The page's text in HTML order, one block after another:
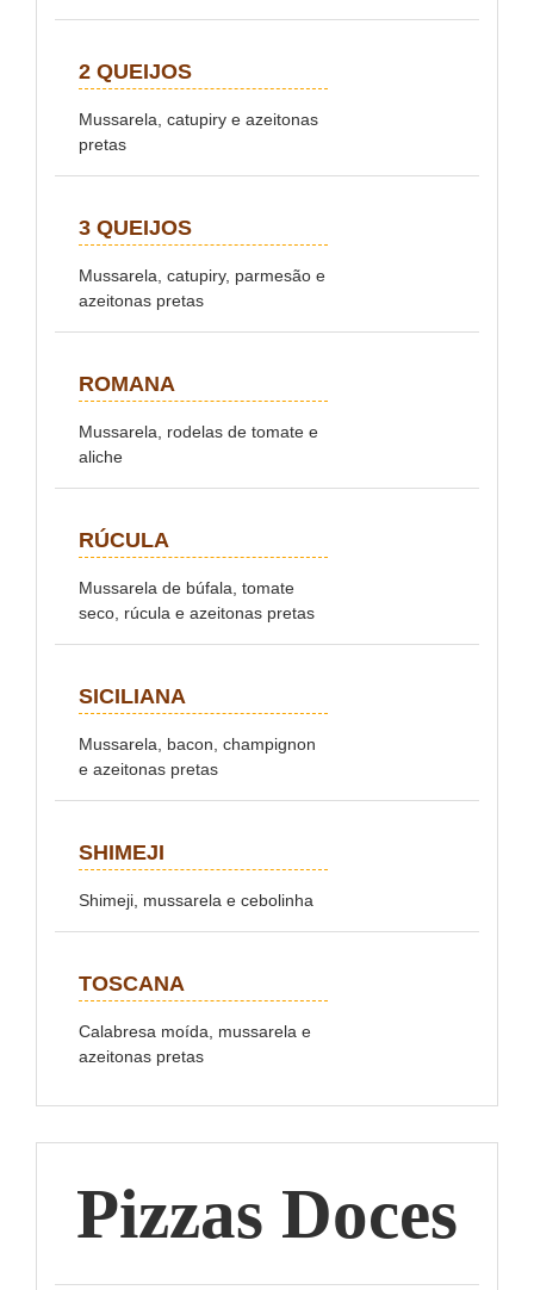
2 QUEIJOS
Mussarela, catupiry e azeitonas
pretas
3 QUEIJOS
Mussarela, catupiry, parmesão e
azeitonas pretas
ROMANA
Mussarela, rodelas de tomate e
aliche
RÚCULA
Mussarela de búfala, tomate
seco, rúcula e azeitonas pretas
SICILIANA
Mussarela, bacon, champignon
e azeitonas pretas
SHIMEJI
Shimeji, mussarela e cebolinha
TOSCANA
Calabresa moída, mussarela e
azeitonas pretas
Pizzas Doces